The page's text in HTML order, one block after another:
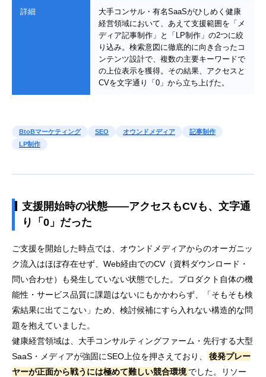
詳細
大手コンサル・有名SaaSがひしめく健康
経営領域において、あえて支援範囲を「メ
ディア記事制作」と「LP制作」の2つに絞
り込み。検索意図に徹底的に向き合ったコ
ンテンツ設計で、複数の主要キーワードで
の上位表示を獲得。その結果、アクセスと
CVを文字通り「0」から立ち上げた。
BtoBマーケティング SEO オウンドメディア
記事制作
LP制作
支援開始時の状態——アクセスもCVも、文字通
り「0」だった
ご支援を開始した時点では、オウンドメディアからのオーガニッ
ク流入はほぼ存在せず、Web経由でのCV（資料ダウンロード・
問い合わせ）も発生していない状態でした。プロダクト自体の機
能性・サービス品質に課題はないにもかかわらず、「そもそも検
索結果に出てこない」ため、検討候補にすら入れない構造的な問
題を抱えていました。
健康経営領域は、大手コンサルティングファーム・先行する大型
SaaS・メディアが強固にSEO上位を押さえており、
後発プレー
ヤーが正面から戦うには極めて難しい競合環境 でした。リソー